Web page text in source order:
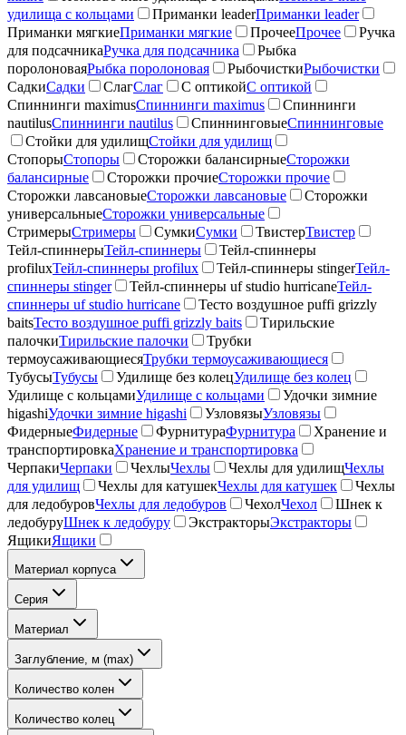
удилища с кольцами
Приманки leaderПриманки leader
Приманки мягкиеПриманки мягкие ПрочееПрочее
Ручка
для подсачникаРучка для подсачника
Рыбка
поролоноваяРыбка поролоновая РыбочисткиРыбочистки
СадкиСадки СлагСлаг С оптикойС оптикой
Спиннинги maximusСпиннинги maximus
Спиннинги
nautilusСпиннинги nautilus СпиннинговыеСпиннинговые
Стойки для удилищСтойки для удилищ
СтопорыСтопоры Сторожки балансирныеСторожки
балансирные
Сторожки прочиеСторожки прочие
Сторожки лавсановыеСторожки лавсановые
Сторожки
универсальныеСторожки универсальные
СтримерыСтримеры СумкиСумки ТвистерТвистер
Тейл-спиннерыТейл-спиннеры
Тейл-спиннеры
profiluxТейл-спиннеры profilux Тейл-спиннеры stingerТейл-
спиннеры stinger
Тейл-спиннеры uf studio hurricaneТейл-
спиннеры uf studio hurricane
Тесто воздушное puffi grizzly
baitsТесто воздушное puffi grizzly baits
Тирильские
палочкиТирильские палочки
Трубки
термоусаживающиесяТрубки термоусаживающиеся
ТубусыТубусы Удилище без колецУдилище без колец
Удилище с кольцамиУдилище с кольцами
Удочки зимние
higashiУдочки зимние higashi УзловязыУзловязы
ФидерныеФидерные ФурнитураФурнитура
Хранение и
транспортировкаХранение и транспортировка
ЧерпакиЧерпаки ЧехлыЧехлы Чехлы для удилищЧехлы
для удилищ
Чехлы для катушекЧехлы для катушек
Чехлы
для ледобуровЧехлы для ледобуров ЧехолЧехол
Шнек к
ледобуруШнек к ледобуру ЭкстракторыЭкстракторы
ЯщикиЯщики
Материал корпуса
Серия
Материал
Заглубление, м (max)
Количество колен
Количество колец